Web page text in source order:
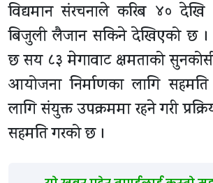
विद्यमान संरचनाले करिब ४० देखि
बिजुली लैजान सकिने देखिएको छ
छ सय ८३ मेगावाट क्षमताको
आयोजना निर्माणका लागि
लागि संयुक्त उपक्रममा रहने गरी
सहमति गरको छ ।